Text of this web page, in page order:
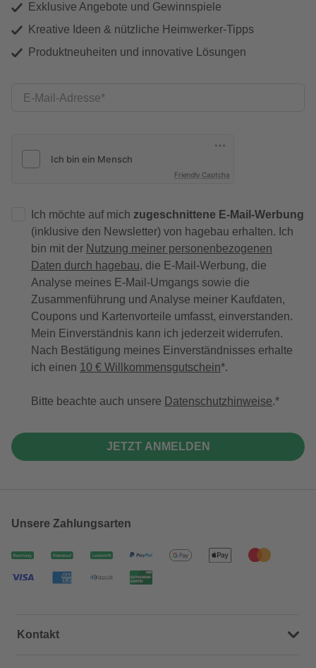
Exklusive Angebote und Gewinnspiele
Kreative Ideen & nützliche Heimwerker-Tipps
Produktneuheiten und innovative Lösungen
E-Mail-Adresse
Friendly Captcha
Ich möchte auf mich zugeschnittene E-Mail-Werbung
(inklusive den Newsletter) von hagebau erhalten. Ich
bin mit der Nutzung meiner personenbezogenen
Daten durch hagebau, die E-Mail-Werbung, die
Analyse meines E-Mail-Umgangs sowie die
Zusammenführung und Analyse meiner Kaufdaten,
Coupons und Kartenvorteile umfasst, einverstanden.
Mein Einverständnis kann ich jederzeit widerrufen.
Nach Bestätigung meines Einverständnisses erhalte
ich einen 10 € Willkommensgutschein*.
Bitte beachte auch unsere Datenschutzhinweise.
JETZT ANMELDEN
Unsere Zahlungsarten
Kontakt